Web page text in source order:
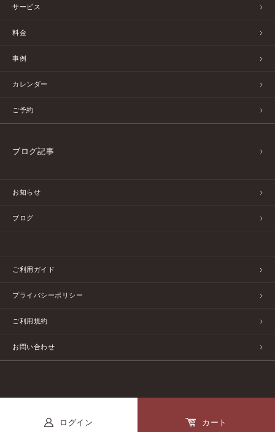
サービス
料金
事例
カレンダー
ご予約
ブログ記事
お知らせ
ブログ
ご利用ガイド
プライバシーポリシー
ご利用規約
お問い合わせ
ログイン カート